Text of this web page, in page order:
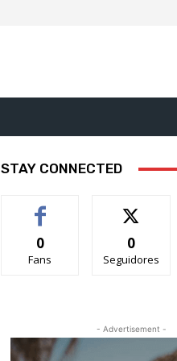
STAY CONNECTED
0
Fans
0
Seguidores
- Advertisement -